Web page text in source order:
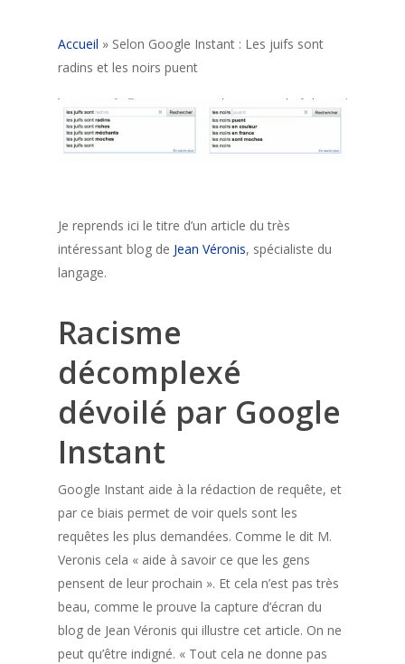
Accueil » Selon Google Instant : Les juifs sont
radins et les noirs puent
Je reprends ici le titre d’un article du très
intéressant blog de Jean Véronis, spécialiste du
langage.
Racisme
décomplexé
dévoilé par Google
Instant
Google Instant aide à la rédaction de requête, et
par ce biais permet de voir quels sont les
requêtes les plus demandées. Comme le dit M.
Veronis cela « aide à savoir ce que les gens
pensent de leur prochain ». Et cela n’est pas très
beau, comme le prouve la capture d’écran du
blog de Jean Véronis qui illustre cet article. On ne
peut qu’être indigné. « Tout cela ne donne pas